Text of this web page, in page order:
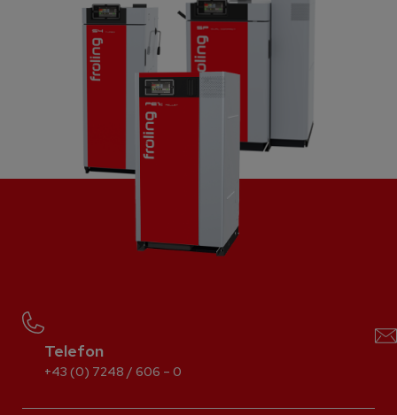
Telefon
+43 (0) 7248 / 606 – 0